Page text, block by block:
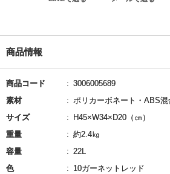
商品情報
商品コード
3006005689
素材
ポリカーボネート・ABS混
サイズ
H45×W34×D20（㎝）
重量
約2.4㎏
容量
22L
色
10ガーネットレッド